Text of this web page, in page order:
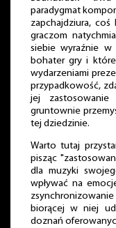
paradygmat
zapchajdziura,
graczom
siebie wyraźnie w
bohater gry i
wydarzeniami
przypadkowość,
jej
gruntownie
tej dziedzinie.
Warto tutaj
pisząc
dla muzyki
wpływać na
biorącej w niej
doznań